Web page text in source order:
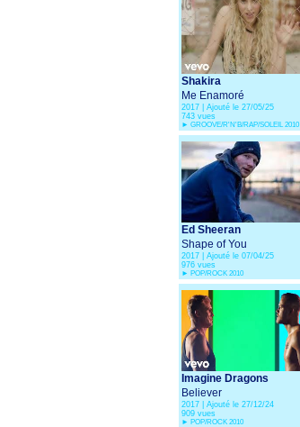
Shakira
Me Enamoré
2017 | Ajouté le 27/05/25
743 vues
► GROOVE/R'N'B/RAP/SOLEIL 2010
Ed Sheeran
Shape of You
2017 | Ajouté le 07/04/25
976 vues
► POP/ROCK 2010
Imagine Dragons
Believer
2017 | Ajouté le 27/12/24
909 vues
► POP/ROCK 2010